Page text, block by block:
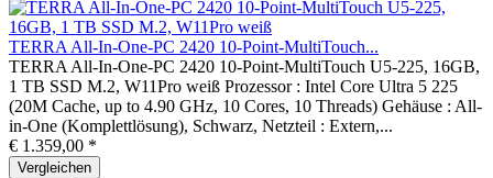
TERRA All-In-One-PC 2420 10-Point-MultiTouch...
TERRA All-In-One-PC 2420 10-Point-MultiTouch U5-225, 16GB,
1 TB SSD M.2, W11Pro weiß Prozessor : Intel Core Ultra 5 225
(20M Cache, up to 4.90 GHz, 10 Cores, 10 Threads) Gehäuse : All-
in-One (Komplettlösung), Schwarz, Netzteil : Extern,...
€ 1.359,00 *
Vergleichen